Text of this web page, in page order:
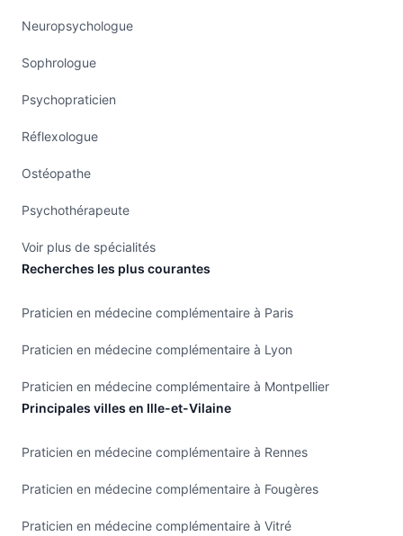
Neuropsychologue
Sophrologue
Psychopraticien
Réflexologue
Ostéopathe
Psychothérapeute
Voir plus de spécialités
Recherches les plus courantes
Praticien en médecine complémentaire à Paris
Praticien en médecine complémentaire à Lyon
Praticien en médecine complémentaire à Montpellier
Principales villes en Ille-et-Vilaine
Praticien en médecine complémentaire à Rennes
Praticien en médecine complémentaire à Fougères
Praticien en médecine complémentaire à Vitré